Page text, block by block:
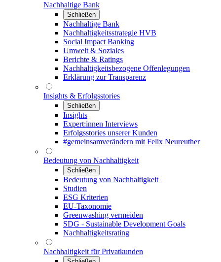
Nachhaltige Bank
Schließen
Nachhaltige Bank
Nachhaltigkeitsstrategie HVB
Social Impact Banking
Umwelt & Soziales
Berichte & Ratings
Nachhaltigkeitsbezogene Offenlegungen
Erklärung zur Transparenz
Insights & Erfolgsstories
Schließen
Insights
Expert:innen Interviews
Erfolgsstories unserer Kunden
#gemeinsamverändern mit Felix Neureuther
Bedeutung von Nachhaltigkeit
Schließen
Bedeutung von Nachhaltigkeit
Studien
ESG Kriterien
EU-Taxonomie
Greenwashing vermeiden
SDG - Sustainable Development Goals
Nachhaltigkeitsrating
Nachhaltigkeit für Privatkunden